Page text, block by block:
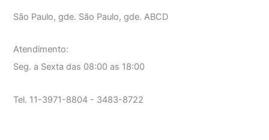
São Paulo, gde. São Paulo, gde. ABCD
Atendimento:
Seg. a Sexta das 08:00 as 18:00
Tel. 11-3971-8804 - 3483-8722